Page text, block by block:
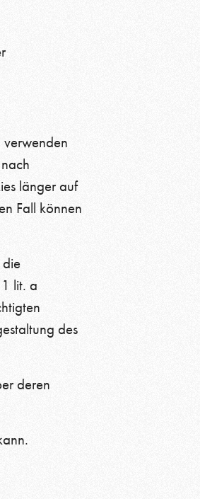
verwenden
länger auf
Fall können
lit. a
des
deren